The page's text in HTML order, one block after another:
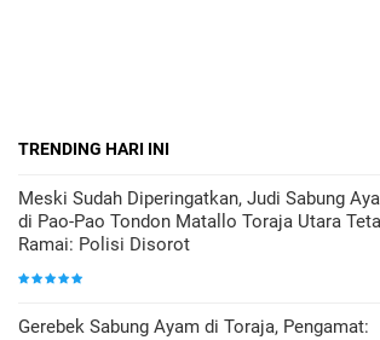
TRENDING HARI INI
Meski Sudah Diperingatkan, Judi Sabung
di Pao-Pao Tondon Matallo Toraja Utara
Ramai: Polisi Disorot
Gerebek Sabung Ayam di Toraja, Pengamat: